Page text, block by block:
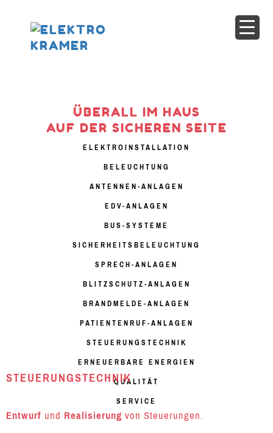
ÜBERALL IM HAUS
AUF DER SICHEREN SEITE
ELEKTROINSTALLATION
BELEUCHTUNG
ANTENNEN-ANLAGEN
EDV-ANLAGEN
BUS-SYSTEME
SICHERHEITSBELEUCHTUNG
SPRECH-ANLAGEN
BLITZSCHUTZ-ANLAGEN
BRANDMELDE-ANLAGEN
PATIENTENRUF-ANLAGEN
STEUERUNGSTECHNIK
ERNEUERBARE ENERGIEN
QUALITÄT
SERVICE
STEUERUNGSTECHNIK
Entwurf und Realisierungvon Steuerungen.